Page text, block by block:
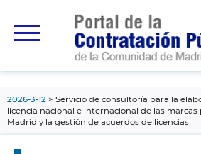
principal
2026-3-12
Servicio de consultoría para la
licencia nacional e internacional de las
Madrid y la gestión de acuerdos de licencias